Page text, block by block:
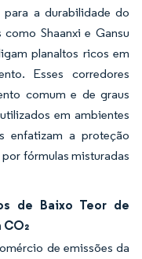
para a durabilidade do
Shaanxi e Gansu
planaltos ricos em
Esses corredores
comum e de graus
em ambientes
enfatizam a proteção
fórmulas misturadas
de Baixo Teor de
de emissões da